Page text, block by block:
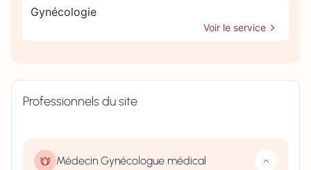
Gynécologie
Voir le service
Professionnels du site
Médecin Gynécologue médical